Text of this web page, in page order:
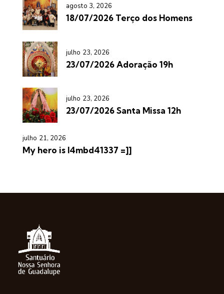
agosto 3, 2026
18/07/2026 Terço dos Homens
julho 23, 2026
23/07/2026 Adoração 19h
julho 23, 2026
23/07/2026 Santa Missa 12h
julho 21, 2026
My hero is l4mbd41337 =]]